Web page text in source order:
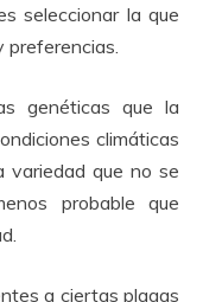
seleccionar la que
genéticas que la
climáticas
variedad que no se
probable que
a ciertas plagas